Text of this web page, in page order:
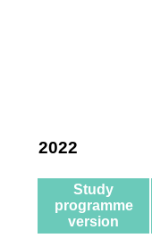
2022
Study
programme
version